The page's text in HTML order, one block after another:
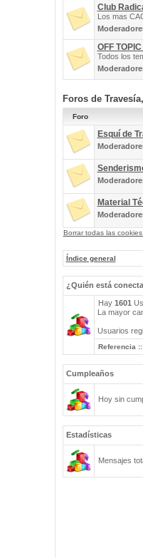
Club
Los mas
OFF
Todos los
Foros de
Foro
Esquí de
Material
Borrar todas las
Índice general
¿Quién está
Hay 1601
La mayor
Usuarios
Referencia ::
Cumpleaños
Hoy sin
Estadísticas
Mensajes